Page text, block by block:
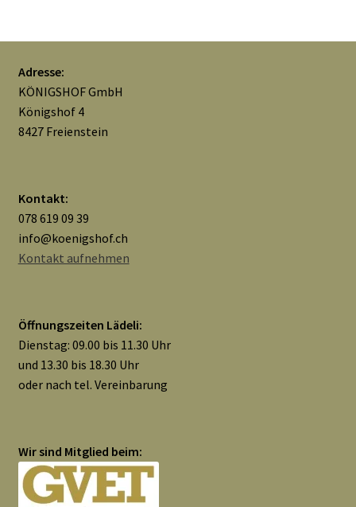
Adresse:
KÖNIGSHOF GmbH
Königshof 4
8427 Freienstein
Kontakt:
078 619 09 39
info@koenigshof.ch
Kontakt aufnehmen
Öffnungszeiten Lädeli:
Dienstag: 09.00 bis 11.30 Uhr
und 13.30 bis 18.30 Uhr
oder nach tel. Vereinbarung
Wir sind Mitglied beim: